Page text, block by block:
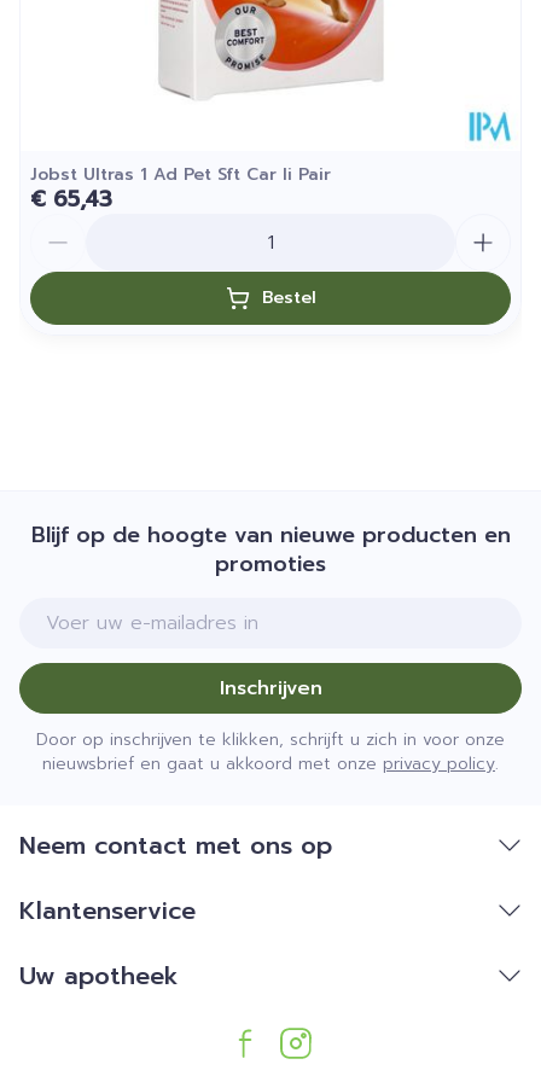
Jobst Ultras 1 Ad Pet Sft Car Ii Pair
€ 65,43
Bestel
Blijf op de hoogte van nieuwe producten en
promoties
E-mail adres
Inschrijven
Door op inschrijven te klikken, schrijft u zich in voor onze
nieuwsbrief en gaat u akkoord met onze privacy policy.
Neem contact met ons op
Klantenservice
Uw apotheek